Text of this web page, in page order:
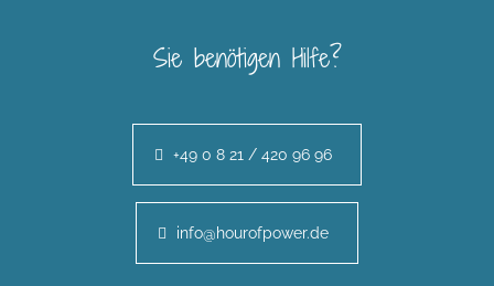
Sie benötigen Hilfe?
+49 0 8 21 / 420 96 96
info@hourofpower.de